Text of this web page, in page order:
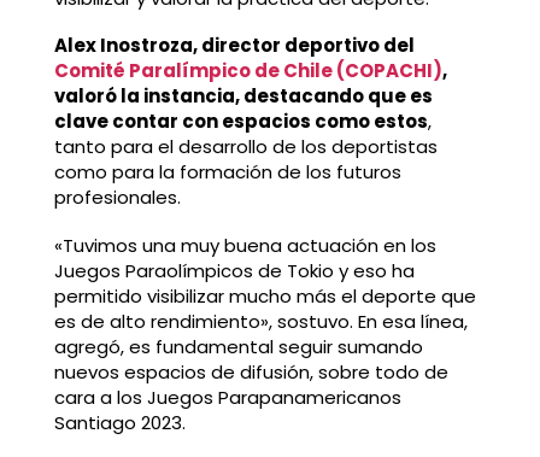
Alex Inostroza, director deportivo del
Comité Paralímpico de Chile (COPACHI),
valoró la instancia, destacando que es
clave contar con espacios como estos,
tanto para el desarrollo de los deportistas
como para la formación de los futuros
profesionales.
«Tuvimos una muy buena actuación en los
Juegos Paraolímpicos de Tokio y eso ha
permitido visibilizar mucho más el deporte que
es de alto rendimiento», sostuvo. En esa línea,
agregó, es fundamental seguir sumando
nuevos espacios de difusión, sobre todo de
cara a los Juegos Parapanamericanos
Santiago 2023.